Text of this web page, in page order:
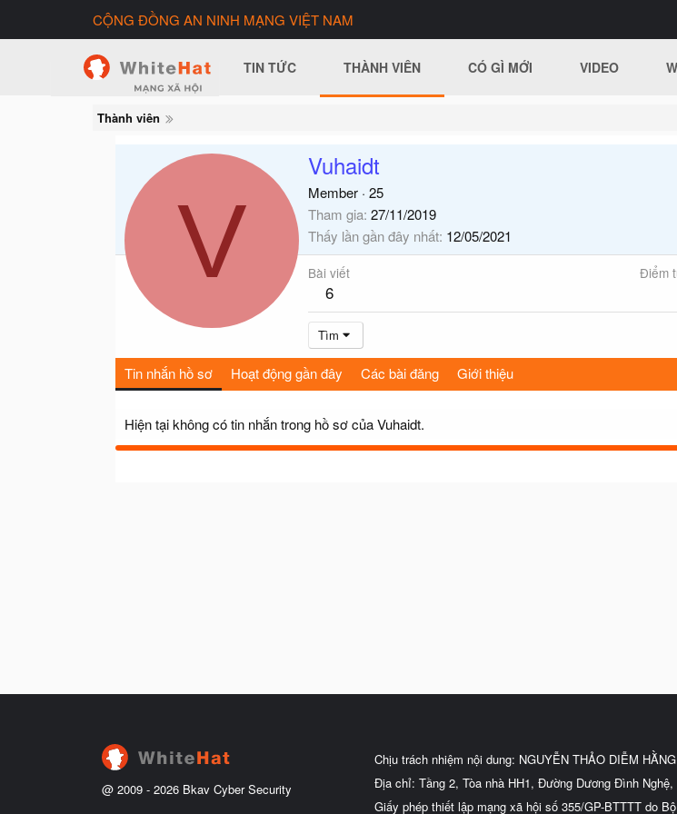
CỘNG ĐỒNG AN NINH MẠNG VIỆT NAM
TIN TỨC THÀNH VIÊN CÓ GÌ MỚI VIDEO
Thành viên
V
Vuhaidt
Member · 25
Tham gia 27/11/2019
Thấy lần gần đây nhất 12/05/2021
Bài viết
6
Điểm
Tìm
Tin nhắn hồ sơ Hoạt động gần đây Các bài đăng Giới thiệu
Hiện tại không có tin nhắn trong hồ sơ của Vuhaidt.
@ 2009 - 2026 Bkav Cyber Security
Chịu trách nhiệm nội dung: NGUYỄN THẢO DIỄM HẰNG
Địa chỉ: Tầng 2, Tòa nhà HH1, Đường Dương Đình
Giấy phép thiết lập mạng xã hội số 355/GP-BTTTT do